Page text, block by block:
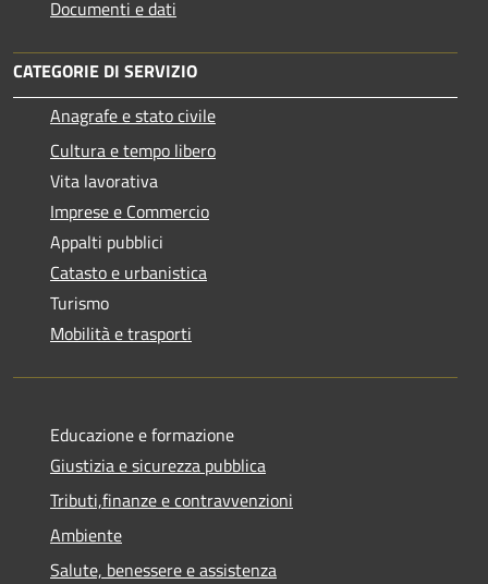
Documenti e dati
CATEGORIE DI SERVIZIO
Anagrafe e stato civile
Cultura e tempo libero
Vita lavorativa
Imprese e Commercio
Appalti pubblici
Catasto e urbanistica
Turismo
Mobilità e trasporti
Educazione e formazione
Giustizia e sicurezza pubblica
Tributi,finanze e contravvenzioni
Ambiente
Salute, benessere e assistenza